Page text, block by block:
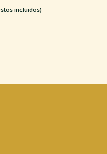
incluidos)